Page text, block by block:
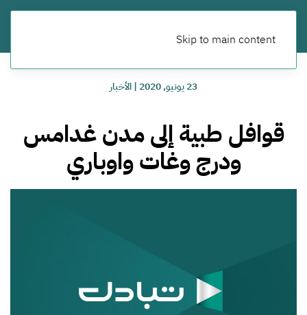
Skip to main content
23 يونيو, 2020 |الأخبار
قوافل طبية إلى مدن غدامس
ودرج وغات واوباري